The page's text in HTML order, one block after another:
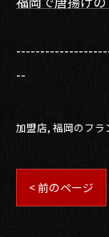
--
加盟店 福岡のフラ
< 前のページ